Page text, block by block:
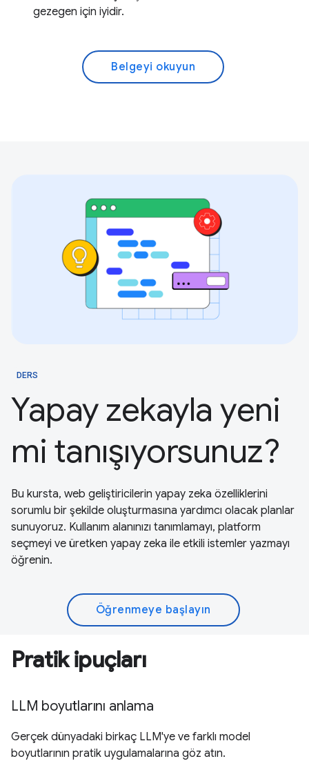
gezegen için iyidir.
Belgeyi okuyun
DERS
Yapay zekayla yeni
mi tanışıyorsunuz?
Bu kursta, web geliştiricilerin yapay zeka özelliklerini
sorumlu bir şekilde oluşturmasına yardımcı olacak planlar
sunuyoruz. Kullanım alanınızı tanımlamayı, platform
seçmeyi ve üretken yapay zeka ile etkili istemler yazmayı
öğrenin.
Öğrenmeye başlayın
Pratik ipuçları
LLM boyutlarını anlama
Gerçek dünyadaki birkaç LLM'ye ve farklı model
boyutlarının pratik uygulamalarına göz atın.